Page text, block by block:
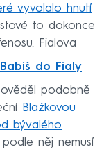
vyvolalo hnutí
to dokonce
Fialova
do Fialy
podobně
Blažkovou
bývalého
něj nemusí